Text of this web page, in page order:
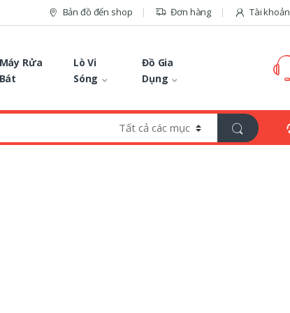
Bản đồ đến shop Đơn hàng Tài khoản
Máy Rửa
Bát
Lò Vi
Sóng
Đồ Gia
Dụng